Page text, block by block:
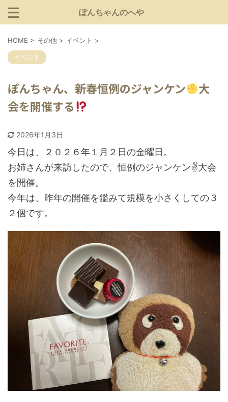
ぽんちゃんのへや
HOME > その他 > イベント >
イベント
ぽんちゃん、新春恒例のジャンケン
大
会を開催する
2026年1月3日
今日は、２０２６年１月２日の金曜日。
お姉さんが来訪したので、恒例のジャンケン✌️大会
を開催。
今年は、昨年の開催を鑑みて規模を小さくしての３
２個です。